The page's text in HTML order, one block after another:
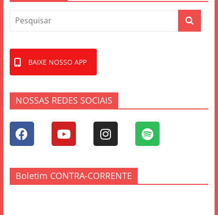
BAIXE NOSSO APP
NOSSAS REDES SOCIAIS
Boletim CONTRA-CORRENTE